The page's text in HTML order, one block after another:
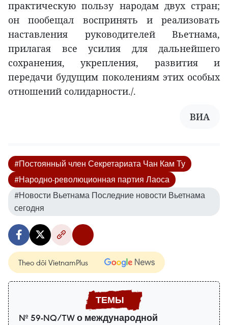
практическую пользу народам двух стран;
он пообещал воспринять и реализовать
наставления руководителей Вьетнама,
прилагая все усилия для дальнейшего
сохранения, укрепления, развития и
передачи будущим поколениям этих особых
отношений солидарности./.
ВИА
#Постоянный член Секретариата Чан Кам Ту
#Народно-революционная партия Лаоса
#Новости Вьетнама Последние новости Вьетнама
сегодня
Theo dõi VietnamPlus
№ 59-NQ/TW о международной